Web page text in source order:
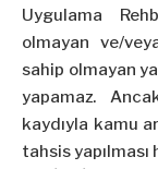
Uygulama
olmayan ve/
sahip olmayan
yapamaz.
kaydıyla kamu
tahsis